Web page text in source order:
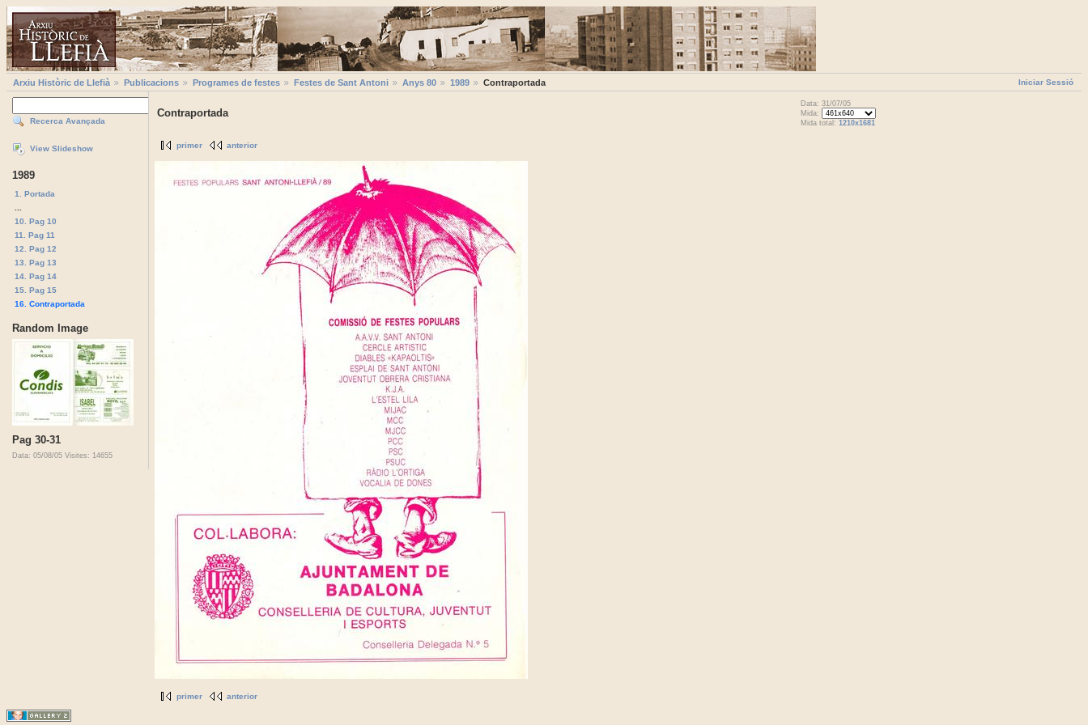
Iniciar Sessió
Arxiu Històric de Llefià Publicacions Programes de festes Festes de Sant Antoni Anys 80 1989 Contraportada
Recerca Avançada
View Slideshow
1989
1. Portada
10. Pag 10
11. Pag 11
12. Pag 12
13. Pag 13
14. Pag 14
15. Pag 15
16. Contraportada
Random Image
Pag 30-31
Data: 05/08/05 Visites: 14655
Contraportada
Data: 31/07/05
Mida:
Mida total: 1210x1681
primer anterior
primer anterior